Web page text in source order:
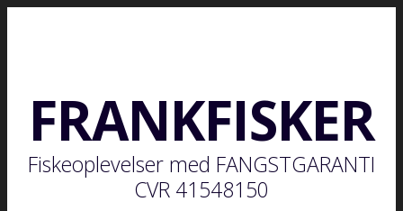
FRANKFISKER
Fiskeoplevelser med FANGSTGARANTI
CVR 41548150